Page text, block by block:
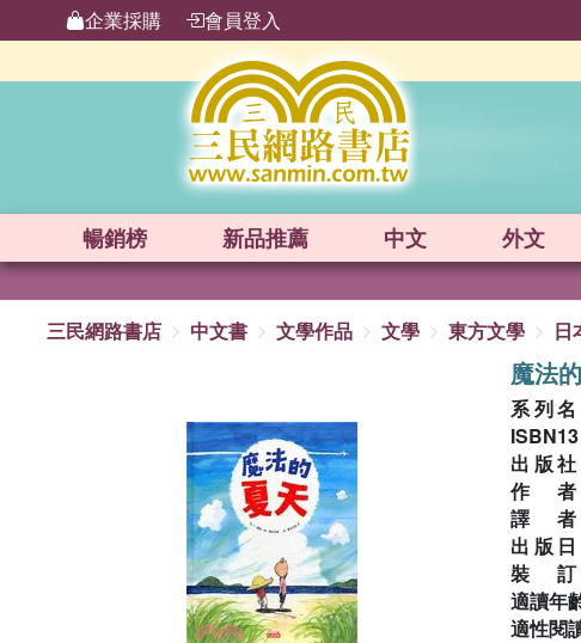
企業採購 會員登入
暢銷榜 新品推薦 中文 外文
三民網路書店 中文書 文學作品 文學 東方文學 日
魔法
系列名
ISBN13
出版社
作者
譯者
出版日
裝訂
適讀年
適性閱